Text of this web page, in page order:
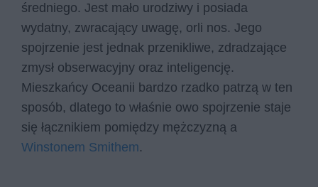
średniego. Jest mało urodziwy i posiada
wydatny, zwracający uwagę, orli nos. Jego
spojrzenie jest jednak przenikliwe, zdradzające
zmysł obserwacyjny oraz inteligencję.
Mieszkańcy Oceanii bardzo rzadko patrzą w ten
sposób, dlatego to właśnie owo spojrzenie staje
się łącznikiem pomiędzy mężczyzną a
Winstonem Smithem.